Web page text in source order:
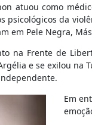
atuou como
psicológicos da
em Pele Negra,
na Frente de
e se exilou
Em